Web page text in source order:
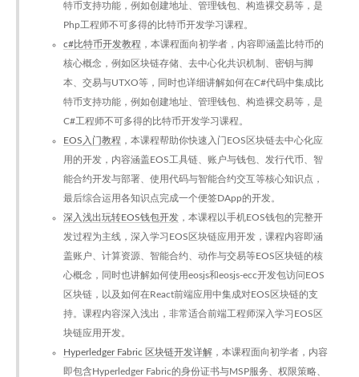
特币支持功能，例如创建地址、管理钱包、构造裸交易等，是
Php工程师不可多得的比特币开发学习课程。
c#比特币开发教程 ，本课程面向初学者，内容即涵盖比特币的
核心概念，例如区块链存储、去中心化共识机制、密钥与脚
本、交易与UTXO等，同时也详细讲解如何在C#代码中集成比
特币支持功能，例如创建地址、管理钱包、构造裸交易等，是
C#工程师不可多得的比特币开发学习课程。
EOS入门教程 ，本课程帮助你快速入门EOS区块链去中心化应
用的开发，内容涵盖EOS工具链、账户与钱包、发行代币、智
能合约开发与部署、使用代码与智能合约交互等核心知识点，
最后综合运用各知识点完成一个便签DApp的开发。
深入浅出玩转EOS钱包开发 ，本课程以手机EOS钱包的完整开
发过程为主线，深入学习EOS区块链应用开发，课程内容即涵
盖账户、计算资源、智能合约、动作与交易等EOS区块链的核
心概念，同时也讲解如何使用eosjs和eosjs-ecc开发包访问EOS
区块链，以及如何在React前端应用中集成对EOS区块链的支
持。课程内容深入浅出，非常适合前端工程师深入学习EOS区
块链应用开发。
Hyperledger Fabric 区块链开发详解 ，本课程面向初学者，内容
即包含Hyperledger Fabric的身份证书与MSP服务、权限策略、